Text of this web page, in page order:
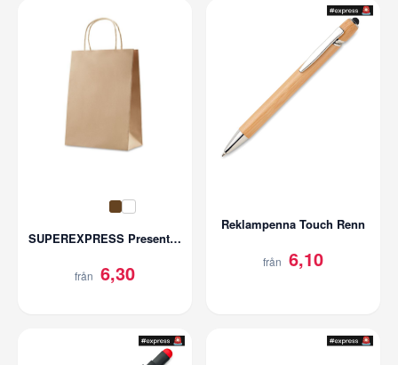
SUPEREXPRESS Presentpåse med tryck | 150g/m2
från 6,30
Reklampenna Touch Renn
från 6,10